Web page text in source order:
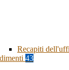
Recapiti
43